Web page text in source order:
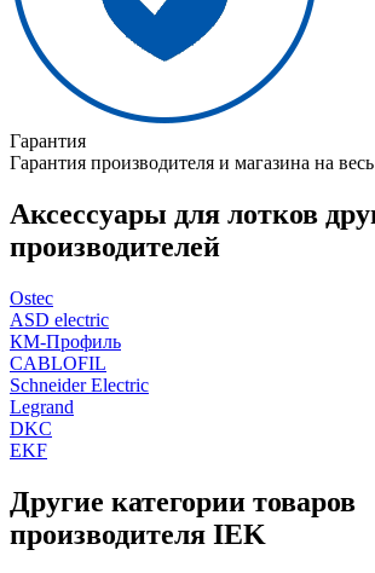
Гарантия
Гарантия производителя и магазина на
Аксессуары для лотков
производителей
Ostec
ASD electric
КМ-Профиль
CABLOFIL
Schneider Electric
Legrand
DKC
EKF
Другие категории товаров
производителя IEK